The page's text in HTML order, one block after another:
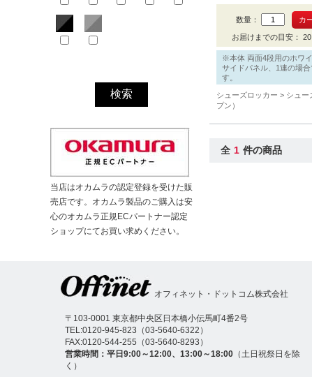
当店はオカムラの認定登録を受けた販
売店です。オカムラ製品のご購入は安
心のオカムラ正規ECパートナー認定
ショップにてお買い求めください。
数量：
お届けまでの目安：
※本体 両面4段用のホワ
サイドパネル、1連の場
す。
シューズロッカー
シュー
プン）
全 1 件の商品
オフィネット・ドットコム株式会社
〒103-0001 東京都中央区日本橋小伝馬町4番2号
TEL:0120-945-823 （03-5640-6322 ）
FAX:0120-544-255（03-5640-8293）
営業時間：平日9:00～12:00、13:00～18:00 （土日祝祭日を除
く）